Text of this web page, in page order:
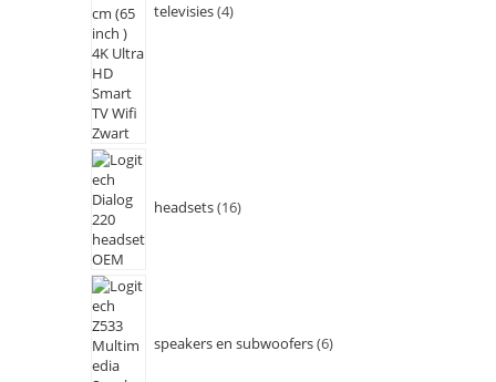
televisies 4
headsets 16
speakers en subwoofers 6